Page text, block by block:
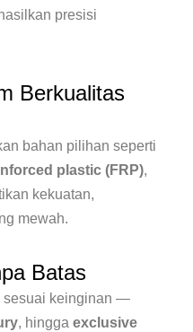
presisi
Berkualitas
bahan pilihan seperti
plastic (FRP),
kekuatan,
mewah.
Batas
sesuai keinginan —
, hingga exclusive